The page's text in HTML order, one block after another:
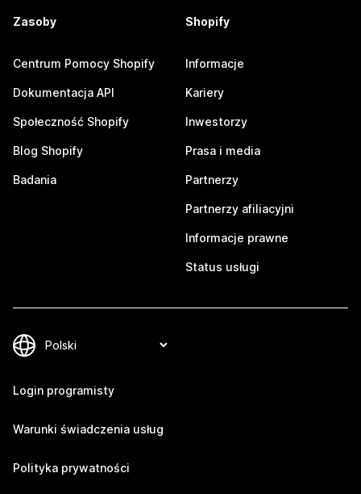
Zasoby
Centrum Pomocy Shopify
Dokumentacja API
Społeczność Shopify
Blog Shopify
Badania
Shopify
Informacje
Kariery
Inwestorzy
Prasa i media
Partnerzy
Partnerzy afiliacyjni
Informacje prawne
Status usługi
Login programisty
Warunki świadczenia usług
Polityka prywatności